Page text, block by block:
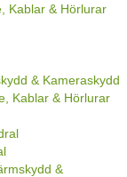
Kablar & Hörlurar
& Kameraskydd
Kablar & Hörlurar
&